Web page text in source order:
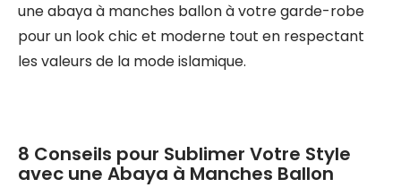
une abaya à manches ballon à votre garde-robe
pour un look chic et moderne tout en respectant
les valeurs de la mode islamique.
8 Conseils pour Sublimer Votre Style
avec une Abaya à Manches Ballon